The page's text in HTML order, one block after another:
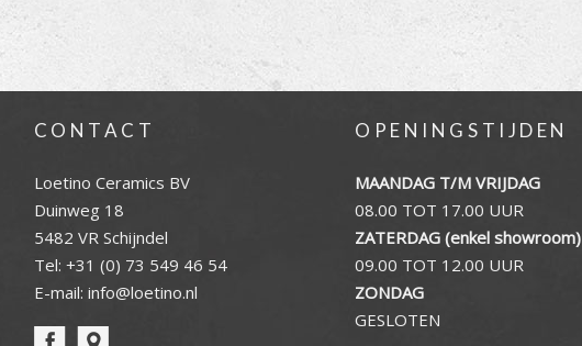
CONTACT
Loetino Ceramics BV
Duinweg 18
5482 VR Schijndel
Tel: +31 (0) 73 549 46 54
E-mail: info@loetino.nl
OPENINGSTIJDEN
MAANDAG T/M VRIJDAG
08.00 TOT 17.00 UUR
ZATERDAG (enkel showroom)
09.00 TOT 12.00 UUR
ZONDAG
GESLOTEN